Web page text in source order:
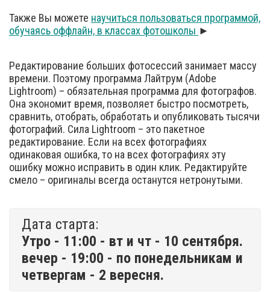
Также Вы можете научиться пользоваться программой,
обучаясь оффлайн, в классах фотошколы ►
Редактирование больших фотосессий занимает массу
времени. Поэтому программа Лайтрум (Adobe
Lightroom) – обязательная программа для фотографов.
Она экономит время, позволяет быстро посмотреть,
сравнить, отобрать, обработать и опубликовать тысячи
фотографий. Сила Lightroom – это пакетное
редактирование. Если на всех фотографиях
одинаковая ошибка, то на всех фотографиях эту
ошибку можно исправить в один клик. Редактируйте
смело – оригиналы всегда останутся нетронутыми.
Дата старта:
Утро - 11:00 - вт и чт - 10 сентября.
вечер - 19:00 - по понедельникам и
четвергам - 2 вересня.